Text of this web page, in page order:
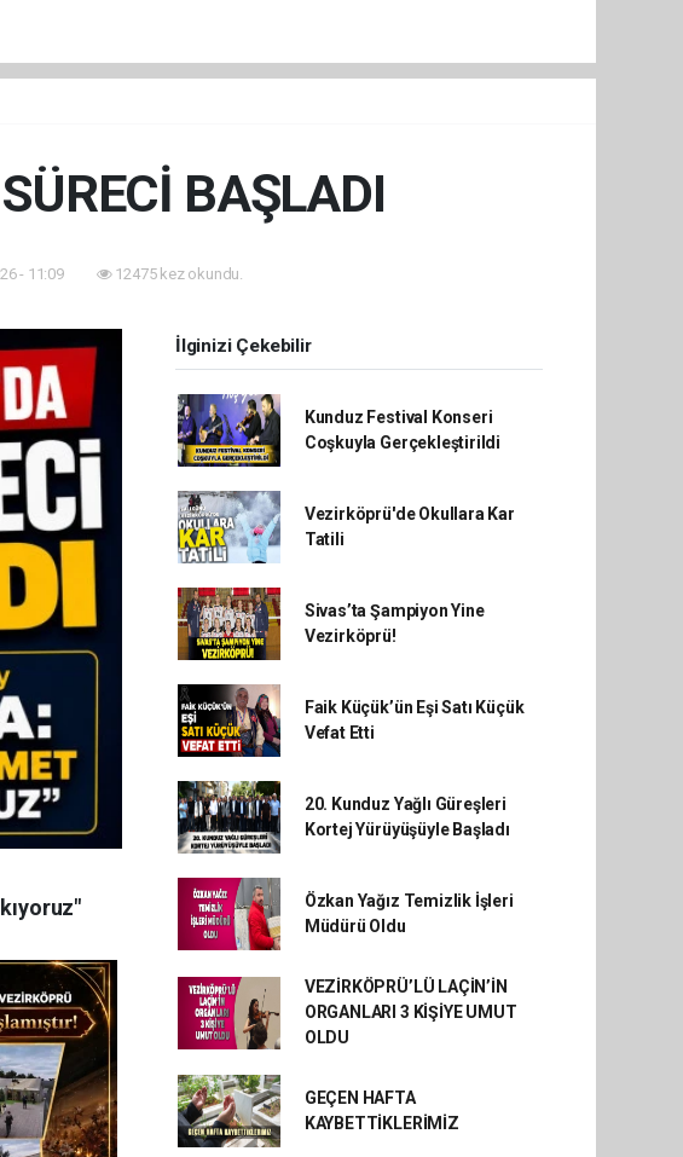
BAŞLADI
- 11:09 12475 kez okundu.
İlginizi Çekebilir
Kunduz Festival Konseri
Coşkuyla Gerçekleştirildi
Vezirköprü'de Okullara Kar
Tatili
Sivas’ta Şampiyon Yine
Vezirköprü!
Faik Küçük’ün Eşi Satı Küçük
Vefat Etti
20. Kunduz Yağlı Güreşleri
Kortej Yürüyüşüyle Başladı
Özkan Yağız Temizlik İşleri
Müdürü Oldu
VEZİRKÖPRÜ’LÜ LAÇİN’İN
ORGANLARI 3 KİŞİYE UMUT
OLDU
GEÇEN HAFTA
KAYBETTİKLERİMİZ